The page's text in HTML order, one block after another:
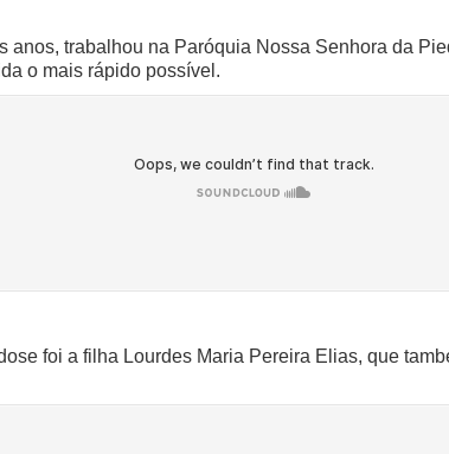
anos, trabalhou na Paróquia Nossa Senhora da
o mais rápido possível.
foi a filha Lourdes Maria Pereira Elias, que